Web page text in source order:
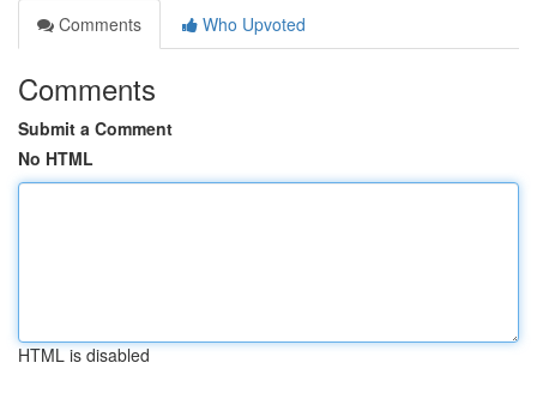
Comments
Who Upvoted
Comments
Submit a Comment
No HTML
HTML is disabled